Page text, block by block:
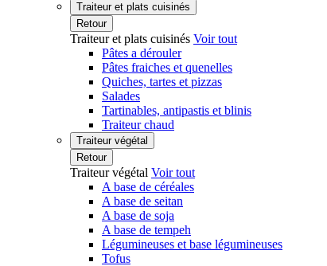
Traiteur et plats cuisinés
Retour
Traiteur et plats cuisinés Voir tout
Pâtes a dérouler
Pâtes fraiches et quenelles
Quiches, tartes et pizzas
Salades
Tartinables, antipastis et blinis
Traiteur chaud
Traiteur végétal
Retour
Traiteur végétal Voir tout
A base de céréales
A base de seitan
A base de soja
A base de tempeh
Légumineuses et base légumineuses
Tofus